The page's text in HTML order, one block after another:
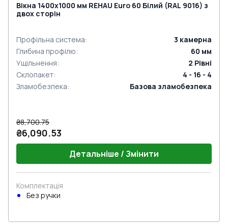
Вікна 1400x1000 мм REHAU Euro 60 Білий (RAL 9016) з
двох сторін
Профільна система: 3 камерна
Глибина профілю: 60 мм
Ущільнення: 2 Рівні
Склопакет:
4 - 16 - 4
Зламобезпека: Базова зламобезпека
₴8,700.75
₴6,090.53
Детальніше / Змінити
Комплектація
Без ручки